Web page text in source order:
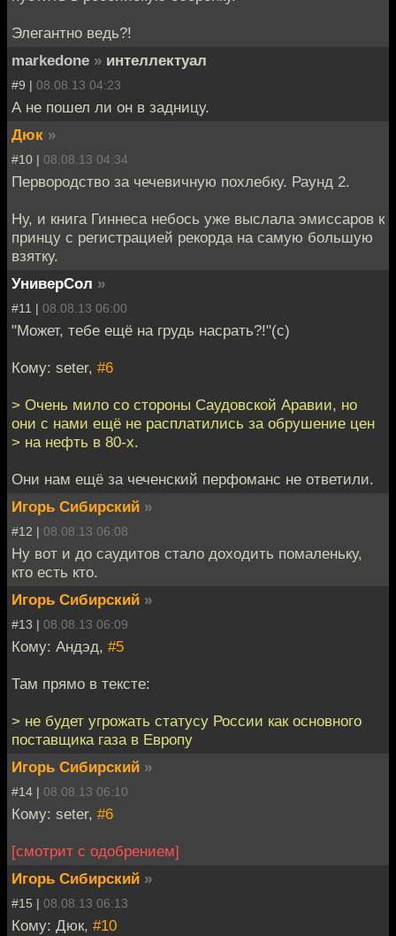
Элегантно ведь?!
markedone » интеллектуал
#9 | 08.08.13 04:23
А не пошел ли он в задницу.
Дюк »
#10 | 08.08.13 04:34
Первородство за чечевичную похлебку. Раунд 2.
Ну, и книга Гиннеса небось уже выслала эмиссаров к
принцу с регистрацией рекорда на самую большую
взятку.
УниверСол »
#11 | 08.08.13 06:00
"Может, тебе ещё на грудь насрать?!"(с)
Кому: seter, #6
> Очень мило со стороны Саудовской Аравии, но
они с нами ещё не расплатились за обрушение цен
> на нефть в 80-х.
Они нам ещё за чеченский перфоманс не ответили.
Игорь Сибирский »
#12 | 08.08.13 06:08
Ну вот и до саудитов стало доходить помаленьку,
кто есть кто.
Игорь Сибирский »
#13 | 08.08.13 06:09
Кому: Андэд, #5
Там прямо в тексте:
> не будет угрожать статусу России как основного
поставщика газа в Европу
Игорь Сибирский »
#14 | 08.08.13 06:10
Кому: seter, #6
[смотрит с одобрением]
Игорь Сибирский »
#15 | 08.08.13 06:13
Кому: Дюк, #10